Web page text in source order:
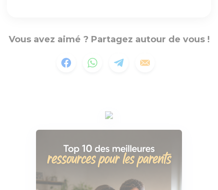
Vous avez aimé ? Partagez autour de vous !